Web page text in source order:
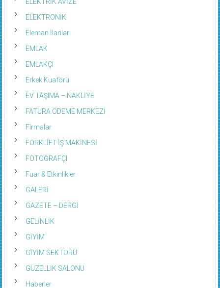
ELEKTRONİK
Eleman İlanları
EMLAK
EMLAKÇI
Erkek Kuaförü
EV TAŞIMA – NAKLİYE
FATURA ÖDEME MERKEZİ
Firmalar
FORKLİFT-İŞ MAKİNESİ
FOTOĞRAFÇI
Fuar & Etkinlikler
GALERİ
GAZETE – DERGİ
GELİNLİK
GİYİM
GİYİM SEKTÖRÜ
GÜZELLİK SALONU
Haberler